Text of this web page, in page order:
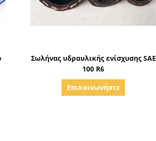
Σωλήνας υδραυλικής ενίσχυσης SAE
100 R6
Επικοινωνήστε